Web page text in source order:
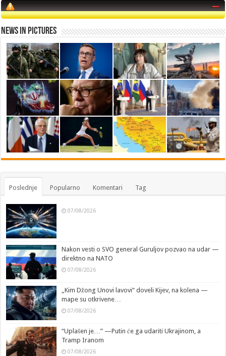
News in Pictures
Poslednje Popularno Komentari Tag
07/08/2026
Nakon vesti o SVO general Guruljov pozvao na udar —
direktno na NATO
07/08/2026
„Kim Džong Unovi lavovi“ doveli Kijev, na kolena —
mape su otkrivene…
07/08/2026
“Uplašen je…” —Putin će ga udariti Ukrajinom, a
Tramp Iranom
07/08/2026